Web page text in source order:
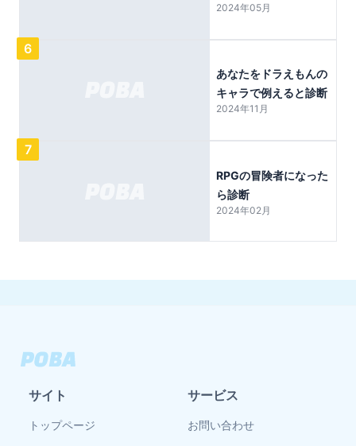
2024年05月
6
あなたをドラえもんの
キャラで例えると診断
2024年11月
7
RPGの冒険者になった
ら診断
2024年02月
サイト
トップページ
サービス
お問い合わせ